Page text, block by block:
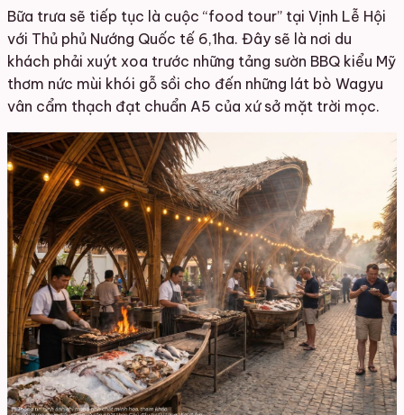
Bữa trưa sẽ tiếp tục là cuộc “food tour” tại Vịnh Lễ Hội
với Thủ phủ Nướng Quốc tế 6,1ha. Đây sẽ là nơi du
khách phải xuýt xoa trước những tảng sườn BBQ kiểu Mỹ
thơm nức mùi khói gỗ sồi cho đến những lát bò Wagyu
vân cẩm thạch đạt chuẩn A5 của xứ sở mặt trời mọc.